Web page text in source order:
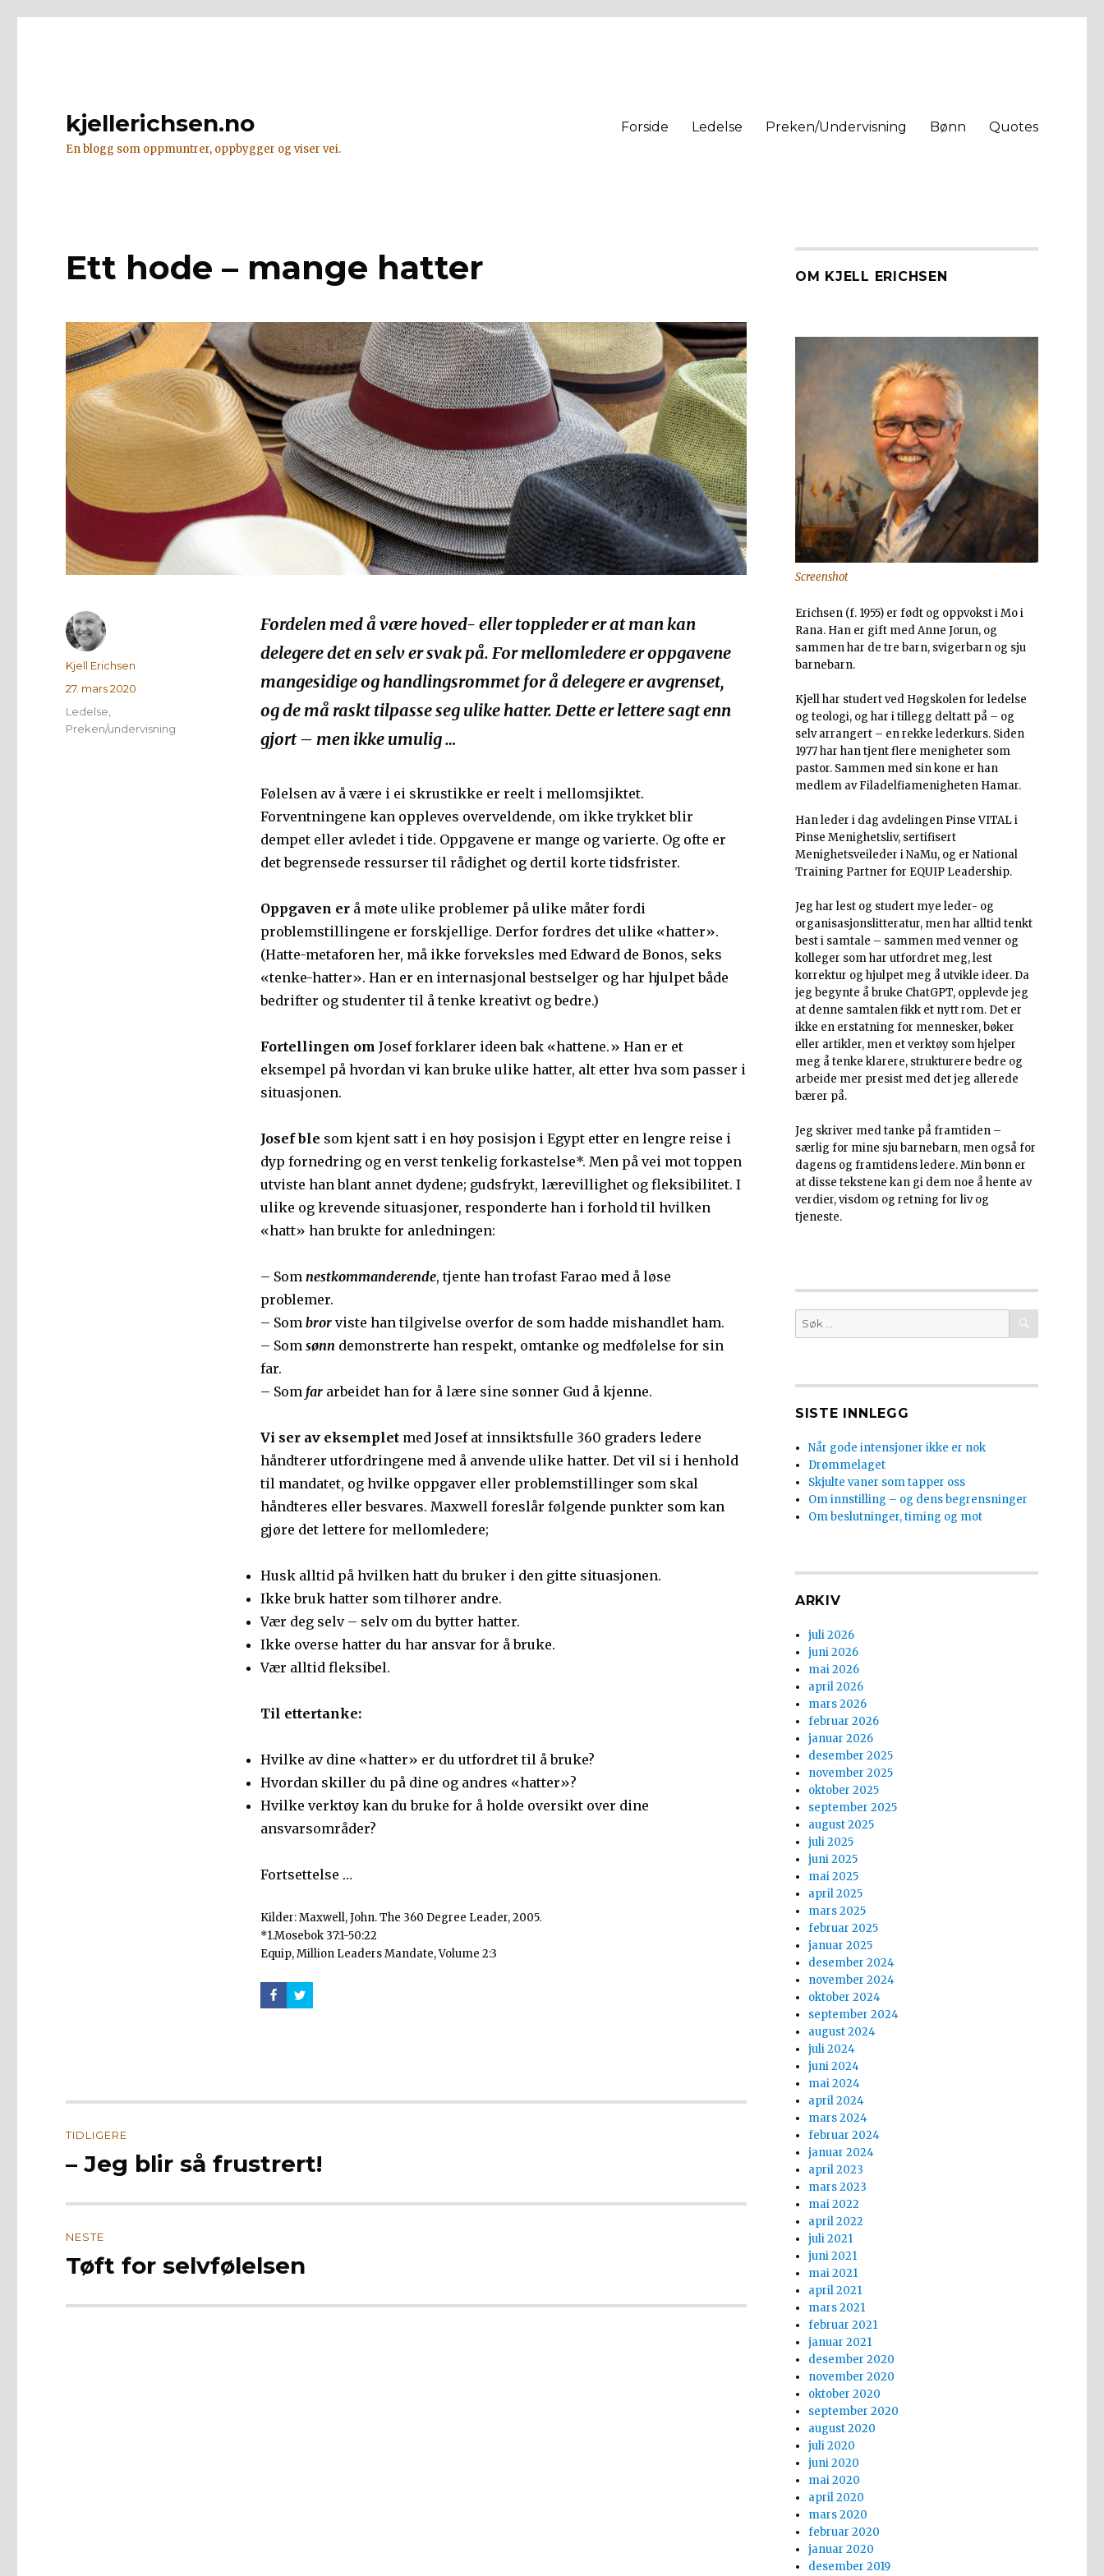
kjellerichsen.no
En blogg som oppmuntrer, oppbygger og viser vei.
Forside Ledelse Preken/Undervisning Bønn Quotes
Ett hode – mange hatter
Fordelen med å være hoved- eller toppleder er at man kan
delegere det en selv er svak på. For mellomledere er oppgavene
mangesidige og handlingsrommet for å delegere er avgrenset,
og de må raskt tilpasse seg ulike hatter. Dette er lettere sagt enn
gjort – men ikke umulig …
Følelsen av å være i ei skrustikke er reelt i mellomsjiktet.
Forventningene kan oppleves overveldende, om ikke trykket blir
dempet eller avledet i tide. Oppgavene er mange og varierte. Og ofte er
det begrensede ressurser til rådighet og dertil korte tidsfrister.
Oppgaven erå møte ulike problemer på ulike måter fordi
problemstillingene er forskjellige. Derfor fordres det ulike «hatter».
(Hatte-metaforen her, må ikke forveksles med Edward de Bonos, seks
«tenke-hatter». Han er en internasjonal bestselger og har hjulpet både
bedrifter og studenter til å tenke kreativt og bedre.)
Fortellingen om Josef forklarer ideen bak «hattene.» Han er et
eksempel på hvordan vi kan bruke ulike hatter, alt etter hva som passer i
situasjonen.
Josef ble som kjent satt i en høy posisjon i Egypt etter en lengre reise i
dyp fornedring og en verst tenkelig forkastelse*. Men på vei mot toppen
utviste han blant annet dydene; gudsfrykt, lærevillighet og fleksibilitet. I
ulike og krevende situasjoner, responderte han i forhold til hvilken
«hatt» han brukte for anledningen:
– Som nestkommanderende, tjente han trofast Farao med å løse
problemer.
– Som brorviste han tilgivelse overfor de som hadde mishandlet ham.
– Som sønn demonstrerte han respekt, omtanke og medfølelse for sin
far.
– Som fararbeidet han for å lære sine sønner Gud å kjenne.
Vi ser av eksemplet med Josef at innsiktsfulle 360 graders ledere
håndterer utfordringene med å anvende ulike hatter. Det vil si i henhold
til mandatet, og hvilke oppgaver eller problemstillinger som skal
håndteres eller besvares. Maxwell foreslår følgende punkter som kan
gjøre det lettere for mellomledere;
Husk alltid på hvilken hatt du bruker i den gitte situasjonen.
Ikke bruk hatter som tilhører andre.
Vær deg selv – selv om du bytter hatter.
Ikke overse hatter du har ansvar for å bruke.
Vær alltid fleksibel.
Til ettertanke:
Hvilke av dine «hatter» er du utfordret til å bruke?
Hvordan skiller du på dine og andres «hatter»?
Hvilke verktøy kan du bruke for å holde oversikt over dine
ansvarsområder?
Fortsettelse …
Kilder: Maxwell, John. The 360 Degree Leader, 2005.
*1.Mosebok 37:1-50:22
Equip, Million Leaders Mandate, Volume 2:3
Forfatter
Kjell Erichsen
Publisert
27. mars 2020
Kategorier
Ledelse
Preken/undervisning
TIDLIGERE
Forrige
– Jeg blir så frustrert!
NESTE
Neste
Tøft for selvfølelsen
OM KJELL ERICHSEN
Screenshot
Erichsen (f. 1955) er født og oppvokst i Mo i
Rana. Han er gift med Anne Jorun, og
sammen har de tre barn, svigerbarn og sju
barnebarn.
Kjell har studert ved Høgskolen for ledelse
og teologi, og har i tillegg deltatt på – og
selv arrangert – en rekke lederkurs. Siden
1977 har han tjent flere menigheter som
pastor. Sammen med sin kone er han
medlem av Filadelfiamenigheten Hamar.
Han leder i dag avdelingen Pinse VITAL i
Pinse Menighetsliv, sertifisert
Menighetsveileder i NaMu, og er National
Training Partner for EQUIP Leadership.
Jeg har lest og studert mye leder- og
organisasjonslitteratur, men har alltid tenkt
best i samtale – sammen med venner og
kolleger som har utfordret meg, lest
korrektur og hjulpet meg å utvikle ideer. Da
jeg begynte å bruke ChatGPT, opplevde jeg
at denne samtalen fikk et nytt rom. Det er
ikke en erstatning for mennesker, bøker
eller artikler, men et verktøy som hjelper
meg å tenke klarere, strukturere bedre og
arbeide mer presist med det jeg allerede
bærer på.
Jeg skriver med tanke på framtiden –
særlig for mine sju barnebarn, men også for
dagens og framtidens ledere. Min bønn er
at disse tekstene kan gi dem noe å hente av
verdier, visdom og retning for liv og
tjeneste.
Søk
etter:
SØK
SISTE INNLEGG
Når gode intensjoner ikke er nok
Drømmelaget
Skjulte vaner som tapper oss
Om innstilling – og dens begrensninger
Om beslutninger, timing og mot
ARKIV
juli 2026
juni 2026
mai 2026
april 2026
mars 2026
februar 2026
januar 2026
desember 2025
november 2025
oktober 2025
september 2025
august 2025
juli 2025
juni 2025
mai 2025
april 2025
mars 2025
februar 2025
januar 2025
desember 2024
november 2024
oktober 2024
september 2024
august 2024
juli 2024
juni 2024
mai 2024
april 2024
mars 2024
februar 2024
januar 2024
april 2023
mars 2023
mai 2022
april 2022
juli 2021
juni 2021
mai 2021
april 2021
mars 2021
februar 2021
januar 2021
desember 2020
november 2020
oktober 2020
september 2020
august 2020
juli 2020
juni 2020
mai 2020
april 2020
mars 2020
februar 2020
januar 2020
desember 2019